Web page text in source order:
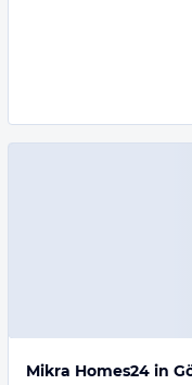
Mikra Homes24 in